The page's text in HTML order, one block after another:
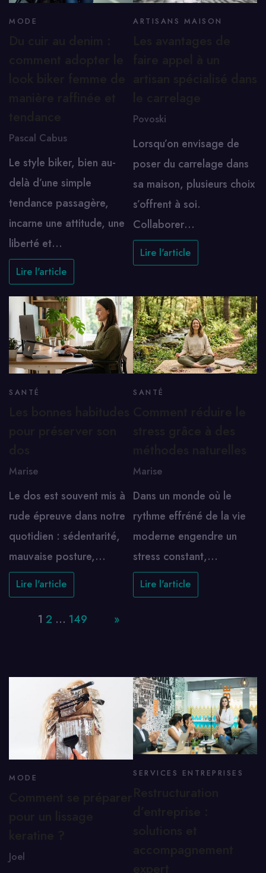
MODE
Pascal Cabus
Le style biker, bien au-
delà d’une simple
tendance passagère,
incarne une attitude, une
liberté et…
Lire l'article
ARTISANS MAISON
Povoski
Lorsqu’on envisage de
poser du carrelage dans
sa maison, plusieurs choix
s’offrent à soi.
Collaborer…
Lire l'article
SANTÉ
Marise
Le dos est souvent mis à
rude épreuve dans notre
quotidien : sédentarité,
mauvaise posture,…
Lire l'article
SANTÉ
Marise
Dans un monde où le
rythme effréné de la vie
moderne engendre un
stress constant,…
Lire l'article
1 2 … 149 »
MODE
Joel
SERVICES ENTREPRISES